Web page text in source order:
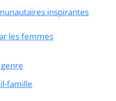
inspirantes
les femmes
famille